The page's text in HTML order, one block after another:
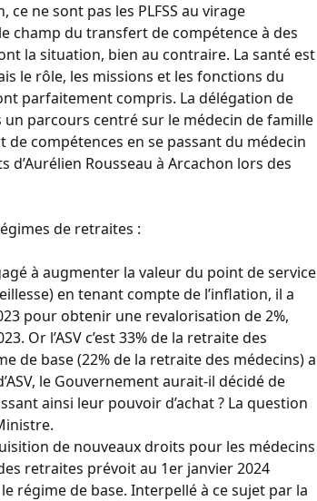
ce ne sont pas les PLFSS au virage
champ du transfert de compétence à des
la situation, bien au contraire. La santé est
le rôle, les missions et les fonctions du
parfaitement compris. La délégation de
parcours centré sur le médecin de famille
compétences en se passant du médecin
Rousseau à Arcachon lors des
de retraites :
à augmenter la valeur du point de service
en tenant compte de l’inflation, il a
pour obtenir une revalorisation de 2%,
Or l’ASV c’est 33% de la retraite des
de base (22% de la retraite des médecins) a
le Gouvernement aurait-il décidé de
ainsi leur pouvoir d’achat ? La question
de nouveaux droits pour les médecins
retraites prévoit au 1er janvier 2024
régime de base. Interpellé à ce sujet par la